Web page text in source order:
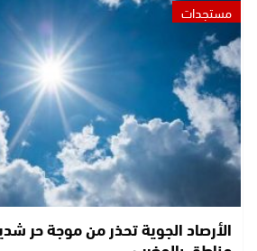
مستجدات
الأرصاد الجوية تحذر من موجة حر